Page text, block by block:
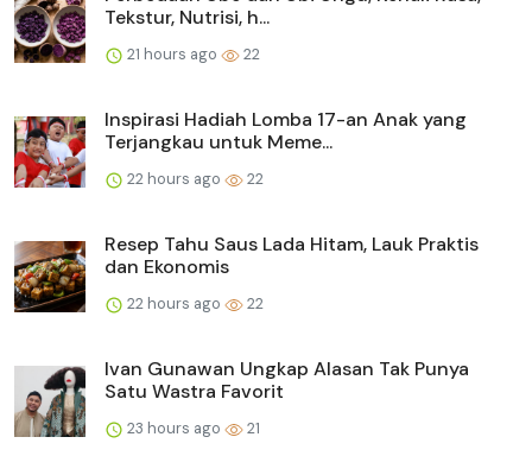
Tekstur, Nutrisi, h...
21 hours ago 22
Inspirasi Hadiah Lomba 17-an Anak yang
Terjangkau untuk Meme...
22 hours ago 22
Resep Tahu Saus Lada Hitam, Lauk Praktis
dan Ekonomis
22 hours ago 22
Ivan Gunawan Ungkap Alasan Tak Punya
Satu Wastra Favorit
23 hours ago 21